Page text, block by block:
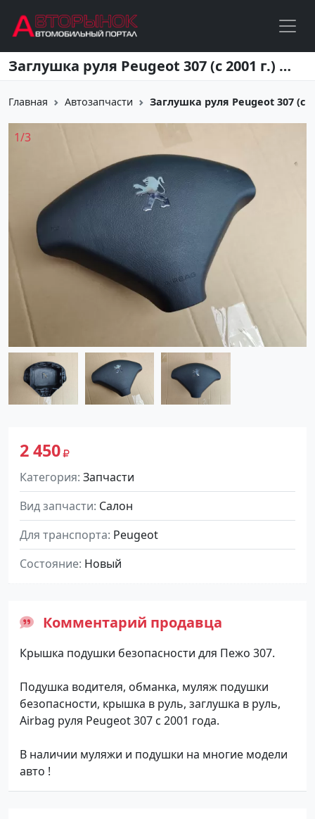
Перейти к основному содержанию Заглушка руля Peugeot 307 (с 2001 г.) Краснодар
Главная Автозапчасти Заглушка руля Peugeot 307 (с
2 450
Категория Запчасти
Вид запчасти Салон
Для транспорта Peugeot
Состояние Новый
1/3
Комментарий продавца
Крышка подушки безопасности для Пежо 307.
Подушка водителя, обманка, муляж подушки
безопасности, крышка в руль, заглушка в руль,
Airbag руля Peugeot 307 с 2001 года.
В наличии муляжи и подушки на многие модели
авто !